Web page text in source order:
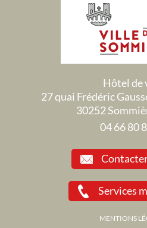
Hôtel de
27 quai Frédéric
30252
04 66 80
Services
MENTIONS